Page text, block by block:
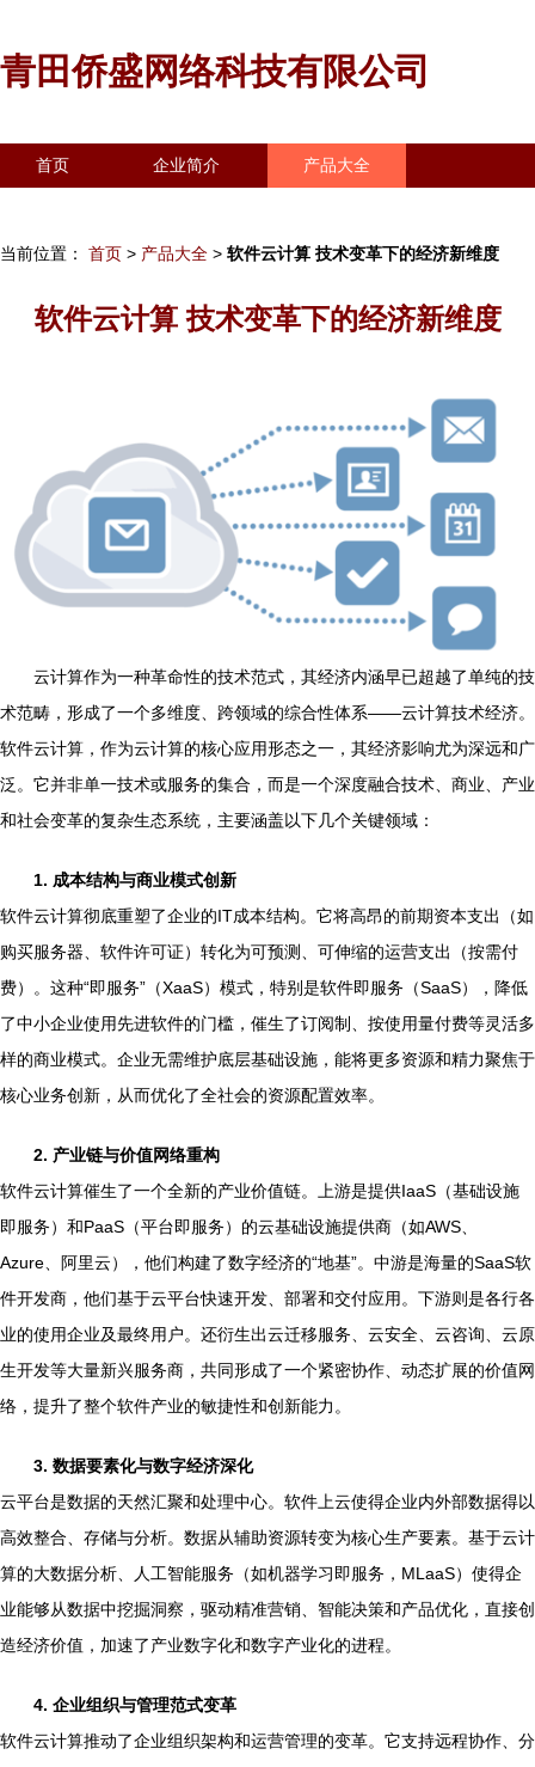
青田侨盛网络科技有限公司
首页 企业简介 产品大全
当前位置： 首页 > 产品大全 > 软件云计算 技术变革下的经济新维度
软件云计算 技术变革下的经济新维度
云计算作为一种革命性的技术范式，其经济内涵早已超越了单纯的技
术范畴，形成了一个多维度、跨领域的综合性体系——云计算技术经济。
软件云计算，作为云计算的核心应用形态之一，其经济影响尤为深远和广
泛。它并非单一技术或服务的集合，而是一个深度融合技术、商业、产业
和社会变革的复杂生态系统，主要涵盖以下几个关键领域：
1. 成本结构与商业模式创新
软件云计算彻底重塑了企业的IT成本结构。它将高昂的前期资本支出（如
购买服务器、软件许可证）转化为可预测、可伸缩的运营支出（按需付
费）。这种“即服务”（XaaS）模式，特别是软件即服务（SaaS），降低
了中小企业使用先进软件的门槛，催生了订阅制、按使用量付费等灵活多
样的商业模式。企业无需维护底层基础设施，能将更多资源和精力聚焦于
核心业务创新，从而优化了全社会的资源配置效率。
2. 产业链与价值网络重构
软件云计算催生了一个全新的产业价值链。上游是提供IaaS（基础设施
即服务）和PaaS（平台即服务）的云基础设施提供商（如AWS、
Azure、阿里云），他们构建了数字经济的“地基”。中游是海量的SaaS软
件开发商，他们基于云平台快速开发、部署和交付应用。下游则是各行各
业的使用企业及最终用户。还衍生出云迁移服务、云安全、云咨询、云原
生开发等大量新兴服务商，共同形成了一个紧密协作、动态扩展的价值网
络，提升了整个软件产业的敏捷性和创新能力。
3. 数据要素化与数字经济深化
云平台是数据的天然汇聚和处理中心。软件上云使得企业内外部数据得以
高效整合、存储与分析。数据从辅助资源转变为核心生产要素。基于云计
算的大数据分析、人工智能服务（如机器学习即服务，MLaaS）使得企
业能够从数据中挖掘洞察，驱动精准营销、智能决策和产品优化，直接创
造经济价值，加速了产业数字化和数字产业化的进程。
4. 企业组织与管理范式变革
软件云计算推动了企业组织架构和运营管理的变革。它支持远程协作、分